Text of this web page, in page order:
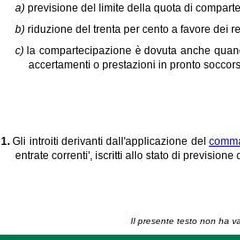
a) previsione del limite della quota di
b) riduzione del trenta per cento a favore dei
c) la compartecipazione è dovuta anche
accertamenti o prestazioni in pronto
1.Gli introiti derivanti dall'applicazione del
entrate correnti', iscritti allo stato di
Il presente testo non ha